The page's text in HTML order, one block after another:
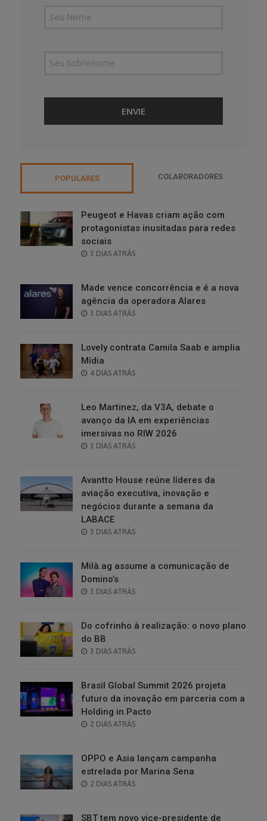
POPULARES COLABORADORES
Peugeot e Havas criam ação com
protagonistas inusitadas para redes
sociais
POSTED
3 DIAS ATRÁS
Made vence concorrência e é a nova
agência da operadora Alares
POSTED
3 DIAS ATRÁS
Lovely contrata Camila Saab e amplia
Mídia
POSTED
4 DIAS ATRÁS
Leo Martinez, da V3A, debate o
avanço da IA em experiências
imersivas no RIW 2026
POSTED
3 DIAS ATRÁS
Avantto House reúne líderes da
aviação executiva, inovação e
negócios durante a semana da
LABACE
POSTED
3 DIAS ATRÁS
Milà.ag assume a comunicação de
Domino’s
POSTED
3 DIAS ATRÁS
Do cofrinho à realização: o novo plano
do BB
POSTED
3 DIAS ATRÁS
Brasil Global Summit 2026 projeta
futuro da inovação em parceria com a
Holding in.Pacto
POSTED
2 DIAS ATRÁS
OPPO e Asia lançam campanha
estrelada por Marina Sena
POSTED
2 DIAS ATRÁS
SBT tem novo vice-presidente de